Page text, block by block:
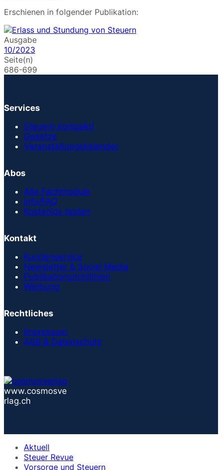
Erschienen in folgender Publikation:
Ausgabe
10/2023
Seite(n)
686-699
Services
Steuern kompakt!
Gesetze
Veranstaltungskalender
Abos
Alle Fachmodule
Info/FAQ
Kostenlos testen
Kontakt
Kundenservice
Newsletter & Social Media
Publikationsrichtlinien
Werbung
Rechtliches
Impressum
AGB & Datenschutz
www.cosmosve
rlag.ch
Aktuell
Steuer Revue
Vorsorge und Steuern